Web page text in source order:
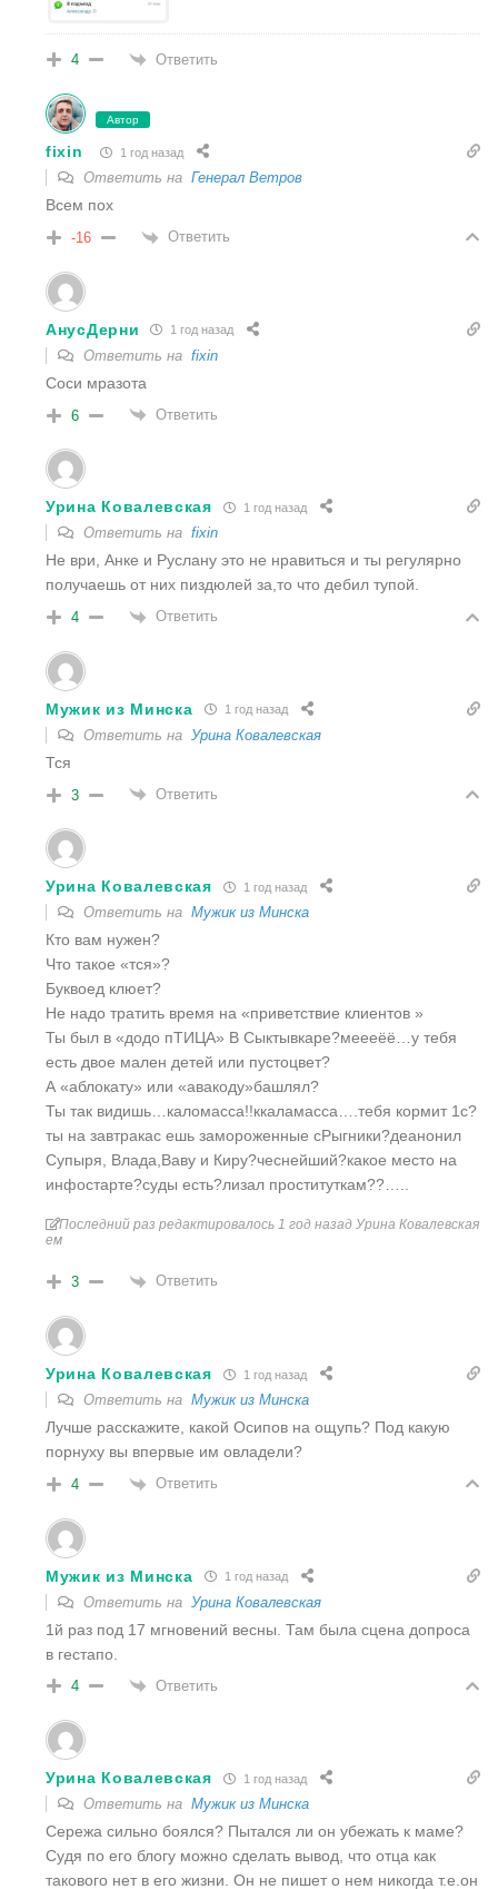
4 Ответить
Автор
fixin 1 год назад
Ответить на Генерал Ветров
Всем пох
-16 Ответить
АнусДерни 1 год назад
Ответить на fixin
Соси мразота
6 Ответить
Урина Ковалевская 1 год назад
Ответить на fixin
Не ври, Анке и Руслану это не нравиться и ты регулярно
получаешь от них пиздюлей за,то что дебил тупой.
4 Ответить
Мужик из Минска 1 год назад
Ответить на Урина Ковалевская
Тся
3 Ответить
Урина Ковалевская 1 год назад
Ответить на Мужик из Минска
Кто вам нужен?
Что такое «тся»?
Буквоед клюет?
Не надо тратить время на «приветствие клиентов »
Ты был в «додо пТИЦА» В Сыктывкаре?меееёё…у тебя
есть двое мален детей или пустоцвет?
А «аблокату» или «авакоду»башлял?
Ты так видишь…каломасса!!ккаламасса….тебя кормит 1с?
ты на завтракас ешь замороженные сРыгники?деанонил
Супыря, Влада,Ваву и Киру?чеснейший?какое место на
инфостарте?суды есть?лизал проституткам??…..
Последний раз редактировалось 1 год назад Урина Ковалевская
ем
3 Ответить
Урина Ковалевская 1 год назад
Ответить на Мужик из Минска
Лучше расскажите, какой Осипов на ощупь? Под какую
порнуху вы впервые им овладели?
4 Ответить
Мужик из Минска 1 год назад
Ответить на Урина Ковалевская
1й раз под 17 мгновений весны. Там была сцена допроса
в гестапо.
4 Ответить
Урина Ковалевская 1 год назад
Ответить на Мужик из Минска
Сережа сильно боялся? Пытался ли он убежать к маме?
Судя по его блогу можно сделать вывод, что отца как
такового нет в его жизни. Он не пишет о нем никогда т.е.он